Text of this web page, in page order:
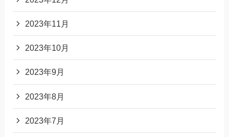
2023年11月
2023年10月
2023年9月
2023年8月
2023年7月